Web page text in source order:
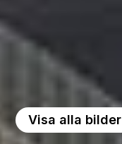
Visa alla bilder